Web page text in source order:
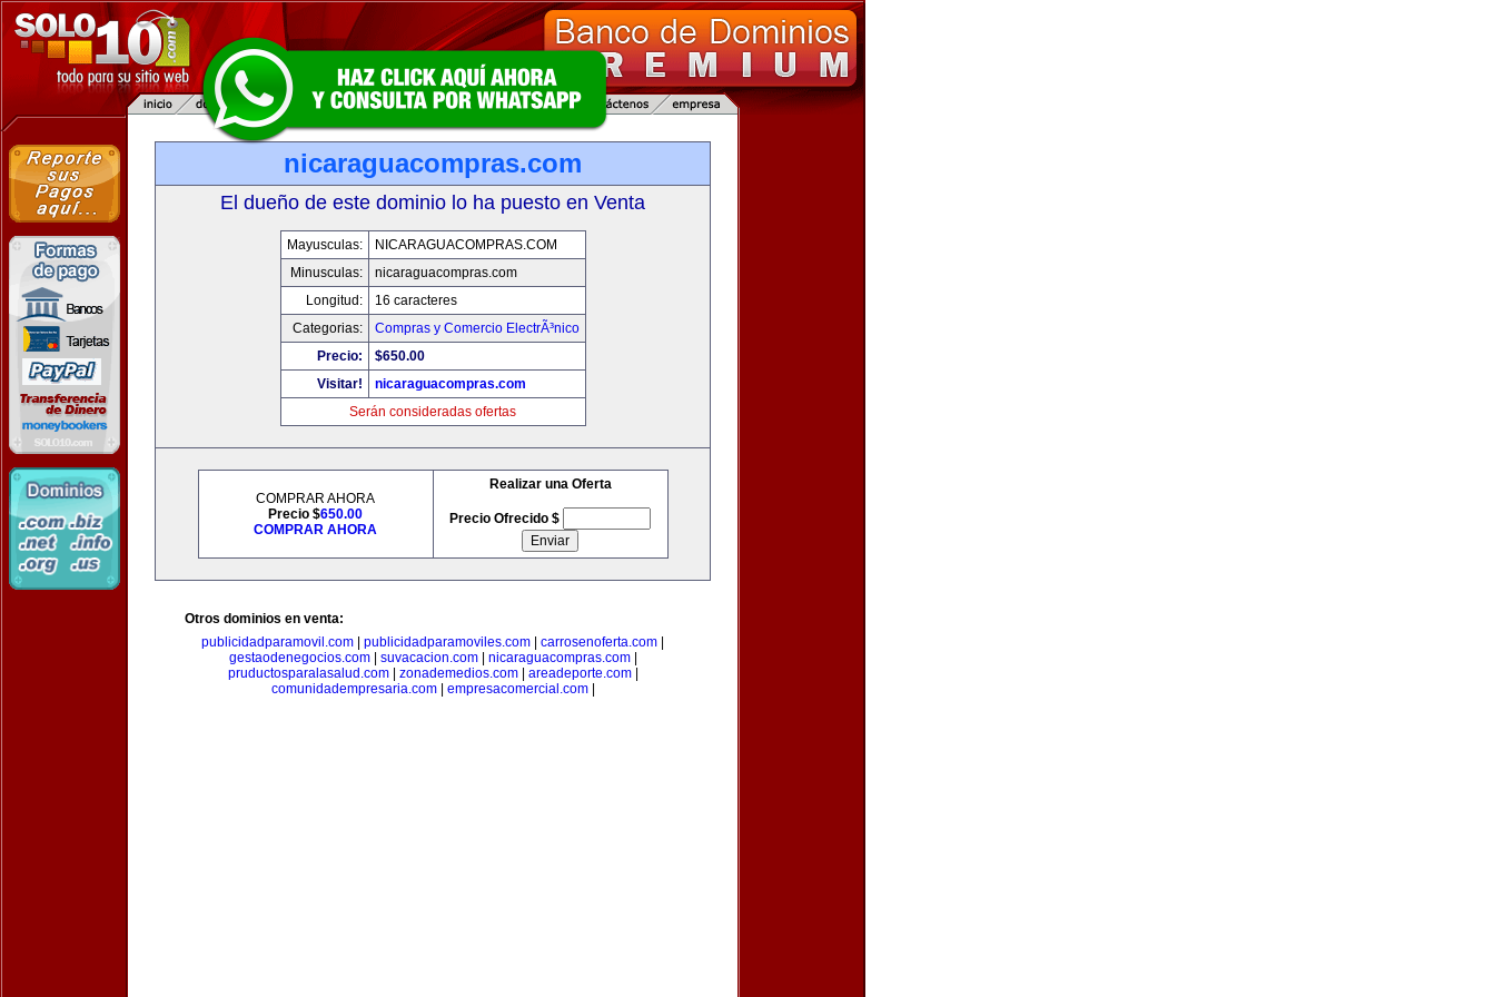
nicaraguacompras.com
El dueño de este dominio lo ha puesto en Venta
Mayusculas:
NICARAGUACOMPRAS.COM
Minusculas:
nicaraguacompras.com
Longitud:
16 caracteres
Categorias:
Compras y Comercio ElectrÃ³nico
Precio:
$650.00
Visitar!
nicaraguacompras.com
Serán consideradas ofertas
COMPRAR AHORA
Precio $650.00
COMPRAR AHORA
Realizar una Oferta
Precio Ofrecido $
Otros dominios en venta:
publicidadparamovil.com
publicidadparamoviles.com carrosenoferta.com
gestaodenegocios.com| suvacacion.com| nicaraguacompras.com|
pruductosparalasalud.com| zonademedios.com| areadeporte.com|
comunidadempresaria.com| empresacomercial.com|